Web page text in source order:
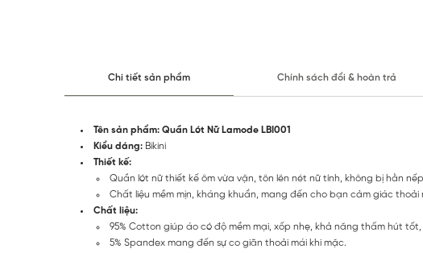
Chi tiết sản phẩm Chính sách đổi & hoàn trả
Tên sản phẩm: Quần Lót Nữ Lamode LBI001
Kiểu dáng: Bikini
Thiết kế:
Quần lót nữ thiết kế ôm vừa vặn, tôn lên nét nữ tính, không bị hằn
Chất liệu mềm mịn, kháng khuẩn, mang đến cho bạn cảm giác thoải
Chất liệu:
95% Cotton giúp áo có độ mềm mại, xốp nhẹ, khả năng thấm hút
5% Spandex mang đến sự co giãn thoải mái khi mặc.